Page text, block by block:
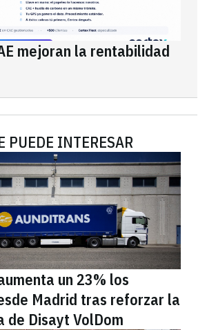
mejoran la rentabilidad
PUEDE INTERESAR
un 23% los
Madrid tras reforzar la
de Disayt VolDom